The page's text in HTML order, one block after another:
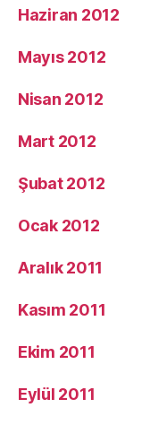
Haziran 2012
Mayıs 2012
Nisan 2012
Mart 2012
Şubat 2012
Ocak 2012
Aralık 2011
Kasım 2011
Ekim 2011
Eylül 2011